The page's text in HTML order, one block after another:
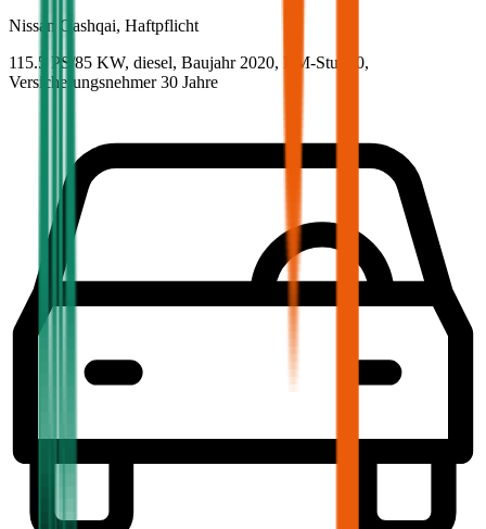
Nissan Qashqai, Haftpflicht
115.5 PS/85 KW, diesel, Baujahr 2020, BM-Stufe 0,
Versicherungsnehmer 30 Jahre